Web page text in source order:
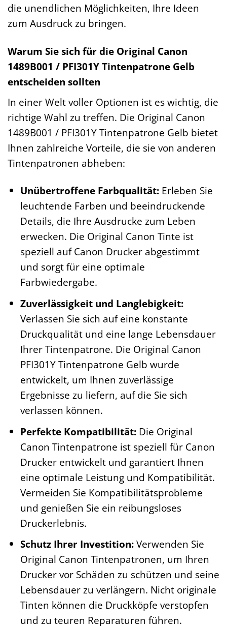
die unendlichen Möglichkeiten, Ihre Ideen
zum Ausdruck zu bringen.
Warum Sie sich für die Original Canon
1489B001 / PFI301Y Tintenpatrone Gelb
entscheiden sollten
In einer Welt voller Optionen ist es wichtig, die
richtige Wahl zu treffen. Die Original Canon
1489B001 / PFI301Y Tintenpatrone Gelb bietet
Ihnen zahlreiche Vorteile, die sie von anderen
Tintenpatronen abheben:
Unübertroffene Farbqualität:Erleben Sie
leuchtende Farben und beeindruckende
Details, die Ihre Ausdrucke zum Leben
erwecken. Die Original Canon Tinte ist
speziell auf Canon Drucker abgestimmt
und sorgt für eine optimale
Farbwiedergabe.
Zuverlässigkeit und Langlebigkeit:
Verlassen Sie sich auf eine konstante
Druckqualität und eine lange Lebensdauer
Ihrer Tintenpatrone. Die Original Canon
PFI301Y Tintenpatrone Gelb wurde
entwickelt, um Ihnen zuverlässige
Ergebnisse zu liefern, auf die Sie sich
verlassen können.
Perfekte Kompatibilität:Die Original
Canon Tintenpatrone ist speziell für Canon
Drucker entwickelt und garantiert Ihnen
eine optimale Leistung und Kompatibilität.
Vermeiden Sie Kompatibilitätsprobleme
und genießen Sie ein reibungsloses
Druckerlebnis.
Schutz Ihrer Investition:Verwenden Sie
Original Canon Tintenpatronen, um Ihren
Drucker vor Schäden zu schützen und seine
Lebensdauer zu verlängern. Nicht originale
Tinten können die Druckköpfe verstopfen
und zu teuren Reparaturen führen.